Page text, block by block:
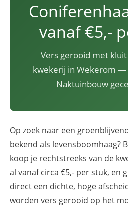
vanaf €5,-
Vers gerooid met
kwekerij in Wekerom —
Naktuinbouw
Op zoek naar een
bekend als levensboomhaag?
koop je rechtstreeks van de
al vanaf circa €5,- per stuk, en
direct een dichte, hoge
worden vers gerooid op het